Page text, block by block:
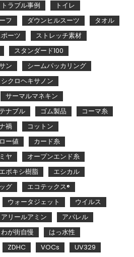
トラブル事例
トイレ
フ ダウンヒルスーツ
タオル
ーツ
ストレッチ素材
スタンダード100
ン
シームパッカリング
シクロヘキサノン
サーマルマネキン
ナブル ゴム製品
コーマ糸
禍
コットン
ー値
カード糸
ヤ
オープンエンド糸
エポキシ樹脂
エシカル
グ
エコテックス®
ウォータジェット
ウイルス
アリールアミン
アパレル
わが街自慢
はっ水性
ZDHC VOCs
UV329